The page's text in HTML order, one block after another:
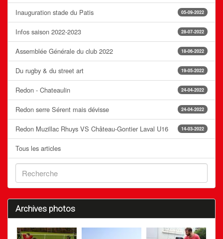
05-09-2022
Inauguration stade du Patis
28-07-2022
Infos saison 2022-2023
18-06-2022
Assemblée Générale du club 2022
19-05-2022
Du rugby & du street art
24-04-2022
Redon - Chateaulin
24-04-2022
Redon serre Sérent mais dévisse
14-03-2022
Redon Muzillac Rhuys VS Château-Gontier Laval U16
Tous les articles
Archives photos